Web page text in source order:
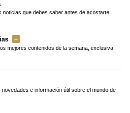
noticias que debes saber antes de acostarte
mejores contenidos de la semana, exclusiva
e información útil sobre el mundo de